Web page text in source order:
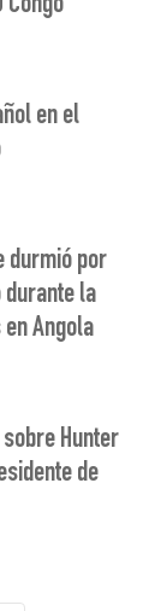
en el
durmió por
durante la
Angola
Hunter
de